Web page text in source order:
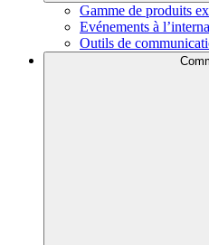
Gamme de produits
Evénements à
Outils de